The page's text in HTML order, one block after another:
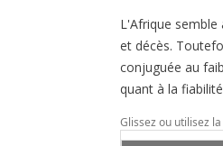
L'Afrique
et décès.
conjuguée au
quant à la
Glissez ou utilisez